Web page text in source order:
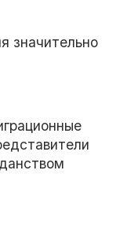
значительно